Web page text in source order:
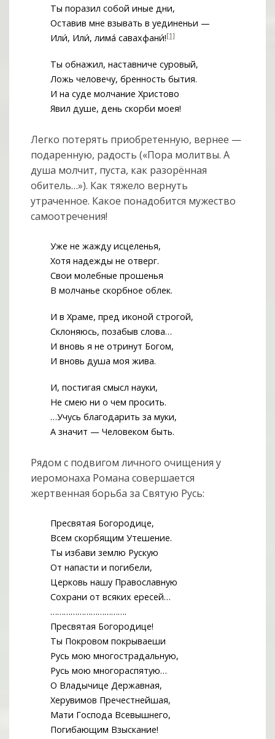
Ты поразил собой иные дни,
Оставив мне взывать в уединеньи —
Или́, Или́, лима́ савахфани́![1]
Ты обнажил, наставниче суровый,
Ложь человечу, бренность бытия.
И на суде молчание Христово
Явил душе, день скорби моея!
Легко потерять приобретенную, вернее —
подаренную, радость («Пора молитвы. А
душа молчит, пуста, как разорённая
обитель…»). Как тяжело вернуть
утраченное. Какое понадобится мужество
самоотречения!
Уже не жажду исцеленья,
Хотя надежды не отверг.
Свои молебные прошенья
В молчанье скорбное облек.
И в Храме, пред иконой строгой,
Склоняюсь, позабыв слова…
И вновь я не отринут Богом,
И вновь душа моя жива.
И, постигая смысл науки,
Не смею ни о чем просить.
…Учусь благодарить за муки,
А значит — Человеком быть.
Рядом с подвигом личного очищения у
иеромонаха Романа совершается
жертвенная борьба за Святую Русь:
Пресвятая Богородице,
Всем скорбящим Утешение.
Ты избави землю Рускую
От напасти и погибели,
Церковь нашу Православную
Сохрани от всяких ересей…
…………………………….
Пресвятая Богородице!
Ты Покровом покрываеши
Русь мою многострадальную,
Русь мою многораспятую…
О Владычице Державная,
Херувимов Пречестнейшая,
Мати Господа Всевышнего,
Погибающим Взыскание!